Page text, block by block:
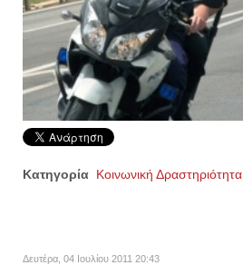
Κατηγορία Κοινωνική Δραστηριότητα
Δευτέρα, 04 Ιουλίου 2011 20:43